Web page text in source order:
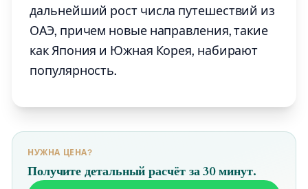
дальнейший рост числа путешествий из
ОАЭ, причем новые направления, такие
как Япония и Южная Корея, набирают
популярность.
НУЖНА ЦЕНА?
Получите детальный расчёт за 30 минут.